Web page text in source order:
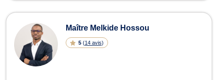
Maître Melkide Hossou
5 (14 avis)